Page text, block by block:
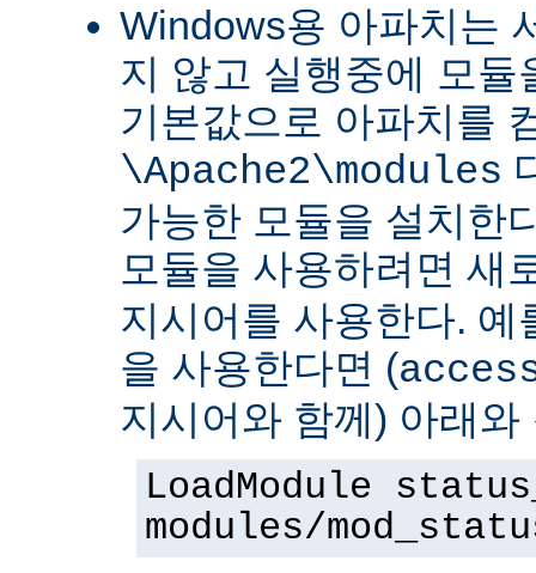
Windows용 아파치는
지 않고 실행중에 모듈
기본값으로 아파치를
\Apache2\modules
가능한 모듈을 설치한
모듈을 사용하려면 새
지시어를 사용한다. 예
을 사용한다면 (
지시어와 함께) 아래와
LoadModule
modules/